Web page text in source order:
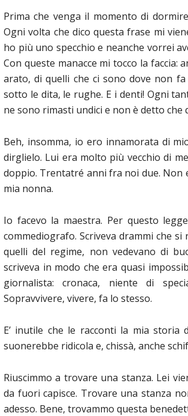
Prima che venga il momento di
Ogni volta che dico questa frase mi
ho più uno specchio e neanche vorrei
Con queste manacce mi tocco la faccia:
arato, di quelli che ci sono dove non
sotto le dita, le rughe. E i denti! Ogni
ne sono rimasti undici e non è detto che
Beh, insomma, io ero innamorata di
dirglielo. Lui era molto più vecchio di
doppio. Trentatré anni fra noi due. Non
mia nonna.
Io facevo la maestra. Per questo
commediografo. Scriveva drammi che
quelli del regime, non vedevano di
scriveva in modo che era quasi
giornalista: cronaca, niente di
Sopravvivere, vivere, fa lo stesso.
E’ inutile che le racconti la mia storia
suonerebbe ridicola e, chissà, anche
Riuscimmo a trovare una stanza. Lei
da fuori capisce. Trovare una stanza
adesso. Bene, trovammo questa